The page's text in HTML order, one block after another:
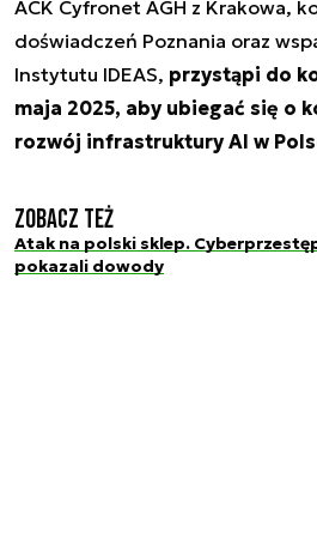
ACK Cyfronet AGH z Krakowa,
doświadczeń Poznania oraz
Instytutu IDEAS, przystąpi do
maja 2025, aby ubiegać się o
rozwój infrastruktury AI w
Zobacz też
Atak na polski sklep.
pokazali dowody